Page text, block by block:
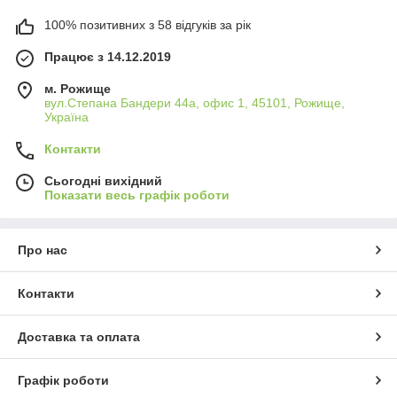
100% позитивних з 58 відгуків за рік
Працює з 14.12.2019
м. Рожище
вул.Степана Бандери 44а, офис 1, 45101, Рожище,
Україна
Контакти
Сьогодні вихідний
Показати весь графік роботи
Про нас
Контакти
Доставка та оплата
Графік роботи